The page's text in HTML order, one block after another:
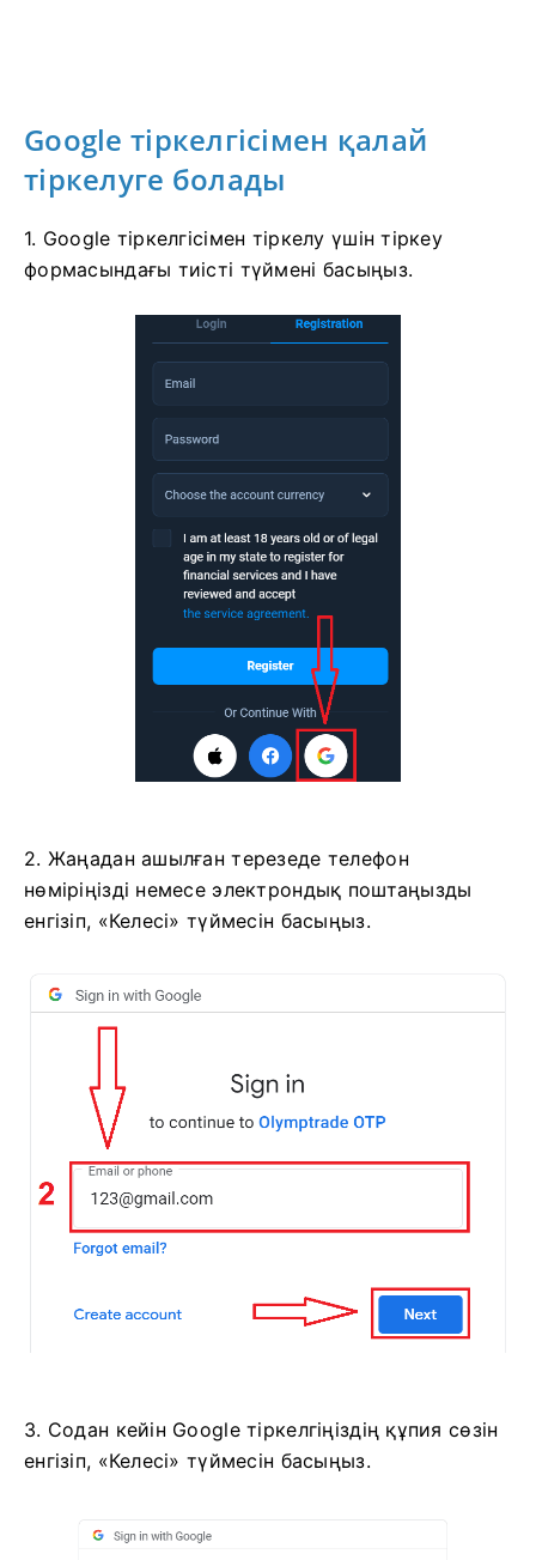
Google тіркелгісімен қалай
тіркелуге болады
1. Google тіркелгісімен тіркелу үшін тіркеу
формасындағы тиісті түймені басыңыз.
2. Жаңадан ашылған терезеде телефон
нөміріңізді немесе электрондық поштаңызды
енгізіп, «Келесі» түймесін басыңыз.
3. Содан кейін Google тіркелгіңіздің құпия сөзін
енгізіп, «Келесі» түймесін басыңыз.